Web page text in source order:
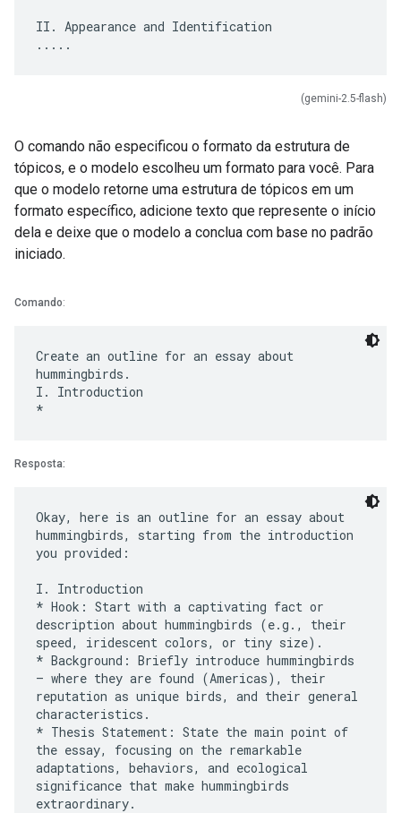
II. Appearance and Identification
(gemini-2.5-flash)
O comando não especificou o formato da estrutura de
tópicos, e o modelo escolheu um formato para você. Para
que o modelo retorne uma estrutura de tópicos em um
formato específico, adicione texto que represente o início
dela e deixe que o modelo a conclua com base no padrão
iniciado.
Comando:
Create an outline for an essay about
hummingbirds.
I. Introduction
Resposta:
Okay, here is an outline for an essay about
hummingbirds, starting from the introduction
you provided:
I. Introduction
* Hook: Start with a captivating fact or
description about hummingbirds (e.g., their
speed, iridescent colors, or tiny size).
* Background: Briefly introduce hummingbirds
– where they are found (Americas), their
reputation as unique birds, and their general
characteristics.
* Thesis Statement: State the main point of
the essay, focusing on the remarkable
adaptations, behaviors, and ecological
significance that make hummingbirds
extraordinary.